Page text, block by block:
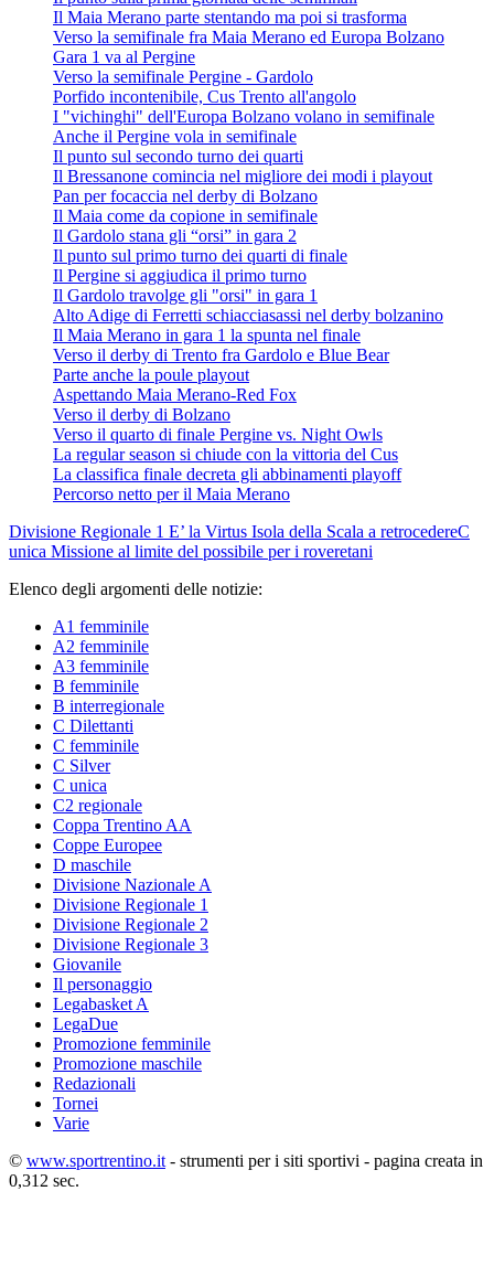
Il Maia Merano parte stentando ma poi si trasforma
Verso la semifinale fra Maia Merano ed Europa Bolzano
Gara 1 va al Pergine
Verso la semifinale Pergine - Gardolo
Porfido incontenibile, Cus Trento all'angolo
I "vichinghi" dell'Europa Bolzano volano in semifinale
Anche il Pergine vola in semifinale
Il punto sul secondo turno dei quarti
Il Bressanone comincia nel migliore dei modi i playout
Pan per focaccia nel derby di Bolzano
Il Maia come da copione in semifinale
Il Gardolo stana gli “orsi” in gara 2
Il punto sul primo turno dei quarti di finale
Il Pergine si aggiudica il primo turno
Il Gardolo travolge gli "orsi" in gara 1
Alto Adige di Ferretti schiacciasassi nel derby bolzanino
Il Maia Merano in gara 1 la spunta nel finale
Verso il derby di Trento fra Gardolo e Blue Bear
Parte anche la poule playout
Aspettando Maia Merano-Red Fox
Verso il derby di Bolzano
Verso il quarto di finale Pergine vs. Night Owls
La regular season si chiude con la vittoria del Cus
La classifica finale decreta gli abbinamenti playoff
Percorso netto per il Maia Merano
Divisione Regionale 1 E’ la Virtus Isola della Scala a retrocedereC
unica Missione al limite del possibile per i roveretani
Elenco degli argomenti delle notizie:
A1 femminile
A2 femminile
A3 femminile
B femminile
B interregionale
C Dilettanti
C femminile
C Silver
C unica
C2 regionale
Coppa Trentino AA
Coppe Europee
D maschile
Divisione Nazionale A
Divisione Regionale 1
Divisione Regionale 2
Divisione Regionale 3
Giovanile
Il personaggio
Legabasket A
LegaDue
Promozione femminile
Promozione maschile
Redazionali
Tornei
Varie
© www.sportrentino.it - strumenti per i siti sportivi - pagina creata in
0,312 sec.